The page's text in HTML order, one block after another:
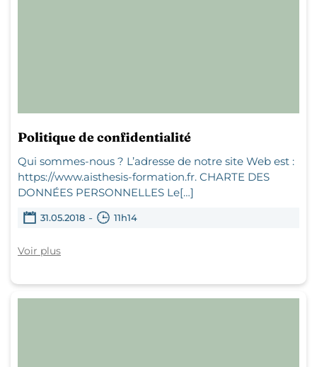
Politique de confidentialité
Qui sommes-nous ? L’adresse de notre site Web est :
https://www.aisthesis-formation.fr. CHARTE DES
DONNÉES PERSONNELLES Le[…]
31.05.2018 - 11h14
Voir plus